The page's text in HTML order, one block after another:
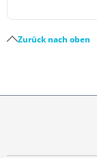
Zurück nach oben